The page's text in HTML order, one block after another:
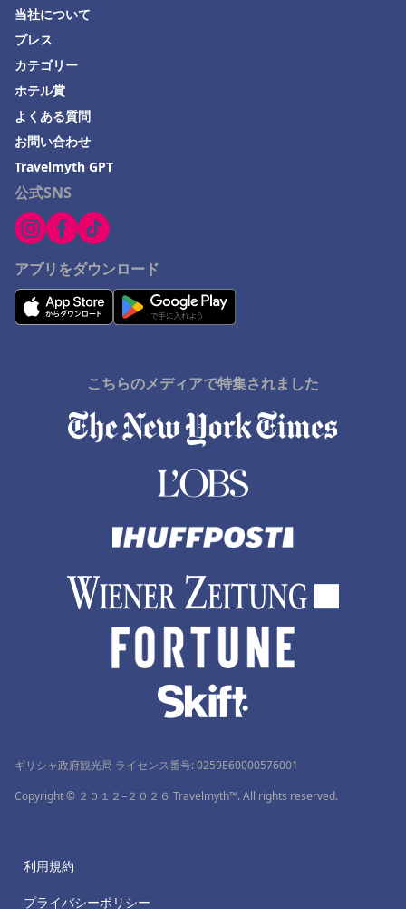
公式SNS
アプリをダウンロード
当社について
プレス
カテゴリー
ホテル賞
よくある質問
お問い合わせ
Travelmyth GPT
こちらのメディアで特集されました
ギリシャ政府観光局 ライセンス番号: 0259Ε60000576001
Copyright © ２０１２–２０２６ Travelmyth™. All rights reserved.
利用規約
プライバシーポリシー